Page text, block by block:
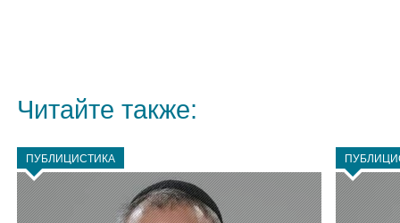
Читайте также:
ПУБЛИЦИСТИКА